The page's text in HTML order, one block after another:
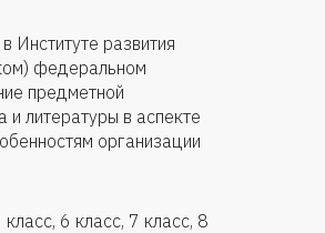
Институте развития
федеральном
предметной
и литературы в аспекте
организации
6 класс, 7 класс, 8